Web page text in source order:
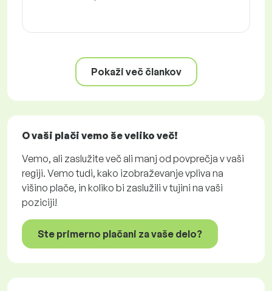
Pokaži več člankov
O vaši plači vemo še veliko več!
Vemo, ali zaslužite več ali manj od povprečja v vaši
regiji. Vemo tudi, kako izobraževanje vpliva na
višino plače, in koliko bi zaslužili v tujini na vaši
poziciji!
Ste primerno plačani za vaše delo?